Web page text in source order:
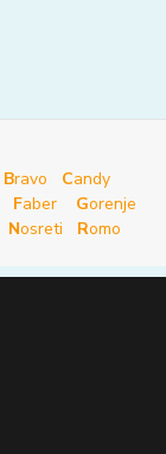
Bravo Candy
Faber Gorenje
Nosreti Romo